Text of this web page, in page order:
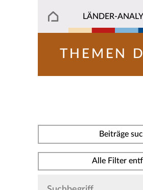
LÄNDER-
THEMEN
Beiträge
Alle Filter